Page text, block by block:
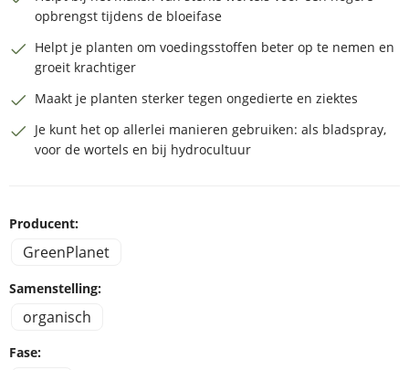
opbrengst tijdens de bloeifase
Helpt je planten om voedingsstoffen beter op te nemen en
groeit krachtiger
Maakt je planten sterker tegen ongedierte en ziektes
Je kunt het op allerlei manieren gebruiken: als bladspray,
voor de wortels en bij hydrocultuur
Producent:
GreenPlanet
Samenstelling:
organisch
Fase: